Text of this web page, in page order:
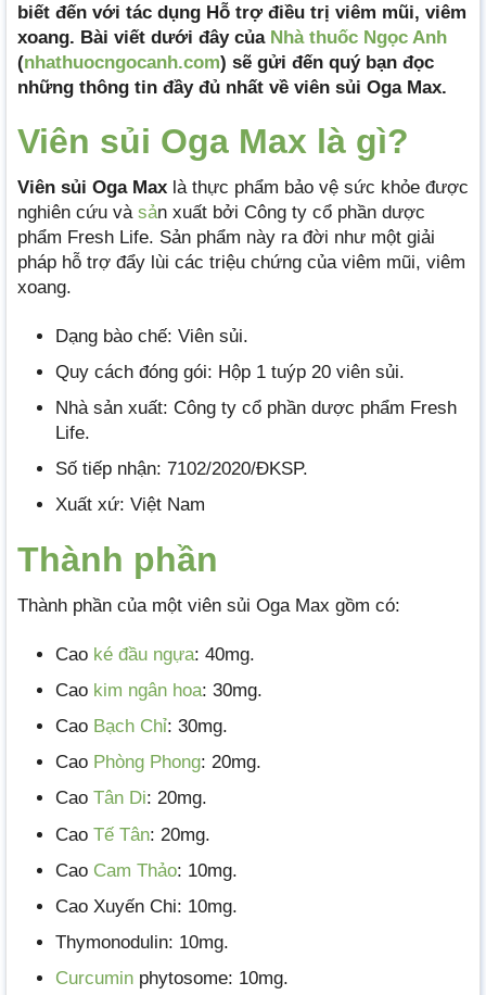
biết đến với tác dụng Hỗ trợ điều trị viêm mũi, viêm
xoang. Bài viết dưới đây của Nhà thuốc Ngọc Anh
(nhathuocngocanh.com) sẽ gửi đến quý bạn đọc
những thông tin đầy đủ nhất về viên sủi Oga Max.
Viên sủi Oga Max là gì?
Viên sủi Oga Max là thực phẩm bảo vệ sức khỏe được
nghiên cứu và sản xuất bởi Công ty cổ phần dược
phẩm Fresh Life. Sản phẩm này ra đời như một giải
pháp hỗ trợ đẩy lùi các triệu chứng của viêm mũi, viêm
xoang.
Dạng bào chế: Viên sủi.
Quy cách đóng gói: Hộp 1 tuýp 20 viên sủi.
Nhà sản xuất: Công ty cổ phần dược phẩm Fresh
Life.
Số tiếp nhận: 7102/2020/ĐKSP.
Xuất xứ: Việt Nam
Thành phần
Thành phần của một viên sủi Oga Max gồm có:
Cao ké đầu ngựa: 40mg.
Cao kim ngân hoa: 30mg.
Cao Bạch Chỉ: 30mg.
Cao Phòng Phong: 20mg.
Cao Tân Di: 20mg.
Cao Tế Tân: 20mg.
Cao Cam Thảo: 10mg.
Cao Xuyến Chi: 10mg.
Thymonodulin: 10mg.
Curcumin phytosome: 10mg.